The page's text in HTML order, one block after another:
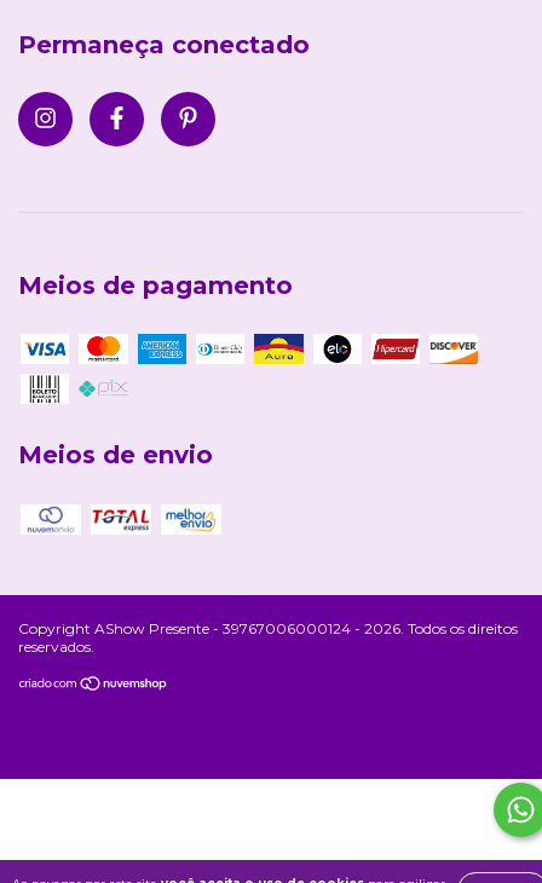
Permaneça conectado
Meios de pagamento
Meios de envio
Copyright AShow Presente - 39767006000124 - 2026. Todos os direitos
reservados.